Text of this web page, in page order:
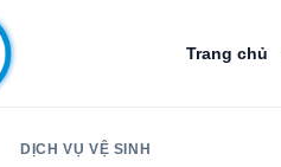
Trang chủ
DỊCH VỤ VỆ SINH